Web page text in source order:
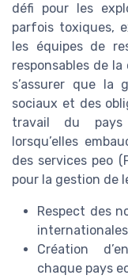
défi pour les
parfois toxiques,
les équipes de
responsables de
s’assurer que la
sociaux et des
travail du pays
lorsqu’elles
des services peo
pour la gestion de
Respect des
internationales
Création
chaque pays